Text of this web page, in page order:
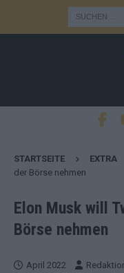
STARTSEITE EXTRA
der Börse nehmen
Elon Musk will
Börse nehmen
April 2022